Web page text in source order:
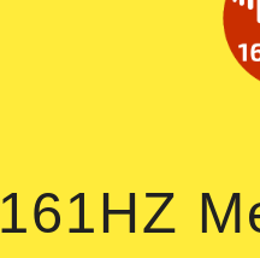
161HZ